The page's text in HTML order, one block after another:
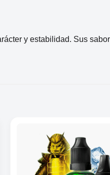
y estabilidad. Sus